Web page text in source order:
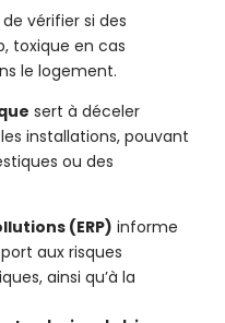
vérifier si des
toxique en cas
le logement.
sert à déceler
installations, pouvant
ou des
(ERP) informe
aux risques
ainsi qu’à la